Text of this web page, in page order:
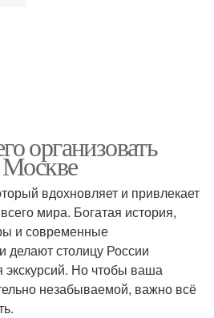
организовать
вдохновляет и привлекает
мира. Богатая история,
и современные
делают столицу России
Но чтобы ваша
незабываемой, важно всё